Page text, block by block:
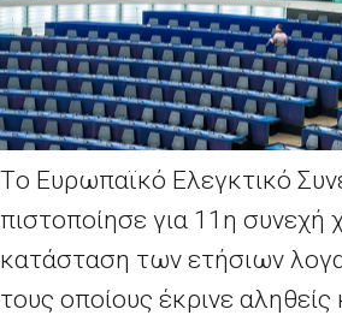
Tο Ευρωπαϊκό Ελεγκτικό
πιστοποίησε για 11η συνεχή
κατάσταση των ετήσιων
τους οποίους έκρινε αληθείς